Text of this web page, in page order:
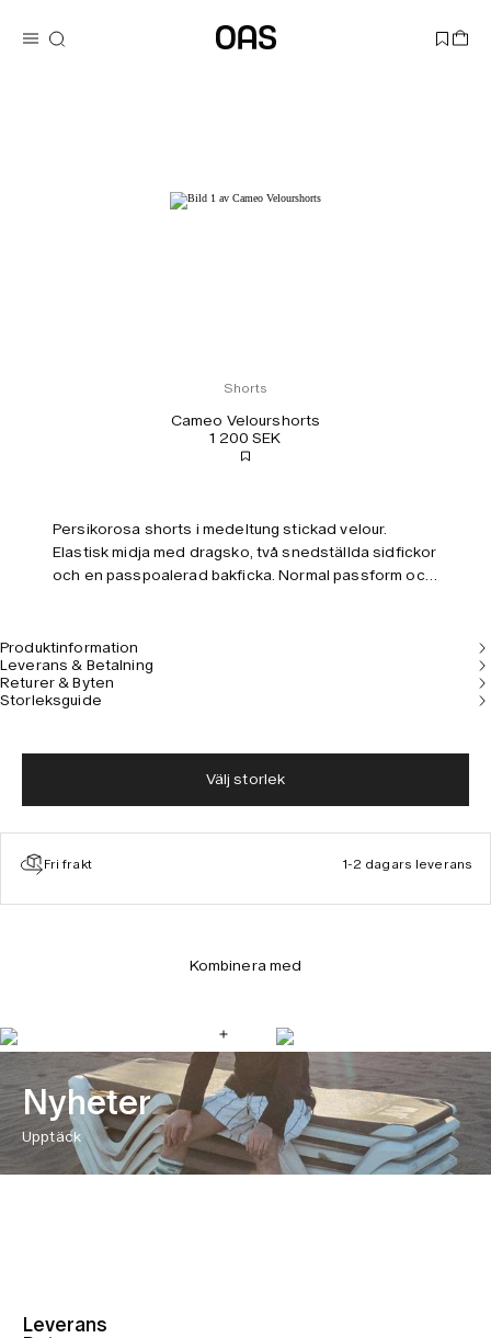
Shorts
Cameo Velourshorts
1 200 SEK
Persikorosa shorts i medeltung stickad velour.
Elastisk midja med dragsko, två snedställda sidfickor
och en passpoalerad bakficka. Normal passform och
Produktinformation
Leverans & Betalning
Returer & Byten
Storleksguide
Välj storlek
Fri frakt 1-2 dagars leverans
Kombinera med
Nyheter
Upptäck
Leverans